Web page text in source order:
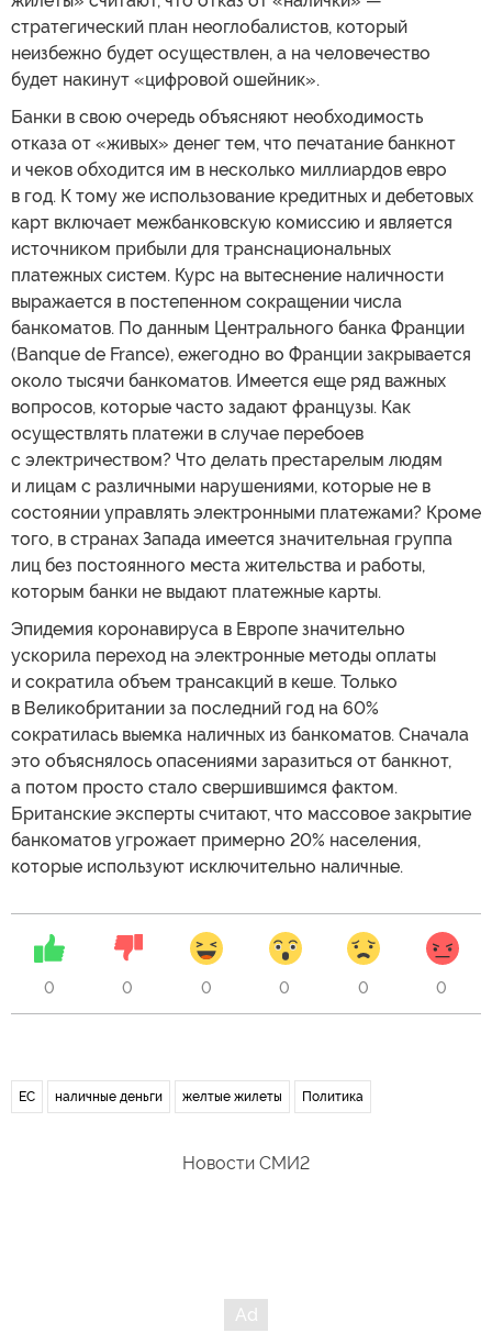
стратегический план неоглобалистов, который
неизбежно будет осуществлен, а на человечество
будет накинут «цифровой ошейник».
Банки в свою очередь объясняют необходимость
отказа от «живых» денег тем, что печатание банкнот
и чеков обходится им в несколько миллиардов евро
в год. К тому же использование кредитных и дебетовых
карт включает межбанковскую комиссию и является
источником прибыли для транснациональных
платежных систем. Курс на вытеснение наличности
выражается в постепенном сокращении числа
банкоматов. По данным Центрального банка Франции
(Banque de France), ежегодно во Франции закрывается
около тысячи банкоматов. Имеется еще ряд важных
вопросов, которые часто задают французы. Как
осуществлять платежи в случае перебоев
с электричеством? Что делать престарелым людям
и лицам с различными нарушениями, которые не в
состоянии управлять электронными платежами? Кроме
того, в странах Запада имеется значительная группа
лиц без постоянного места жительства и работы,
которым банки не выдают платежные карты.
Эпидемия коронавируса в Европе значительно
ускорила переход на электронные методы оплаты
и сократила объем трансакций в кеше. Только
в Великобритании за последний год на 60%
сократилась выемка наличных из банкоматов. Сначала
это объяснялось опасениями заразиться от банкнот,
а потом просто стало свершившимся фактом.
Британские эксперты считают, что массовое закрытие
банкоматов угрожает примерно 20% населения,
которые используют исключительно наличные.
0 0 0 0 0 0
ЕС наличные деньги желтые жилеты Политика
Новости СМИ2